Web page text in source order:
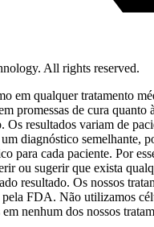
All rights reserved.
em qualquer tratamento
promessas de cura quanto
Os resultados variam de
diagnóstico semelhante,
para cada paciente. Por
ou sugerir que exista
resultado. Os nossos
pela FDA. Não utilizamos
nenhum dos nossos